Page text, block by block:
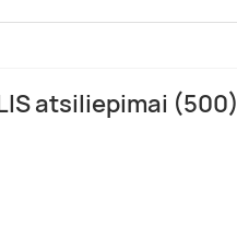
atsiliepimai (500)